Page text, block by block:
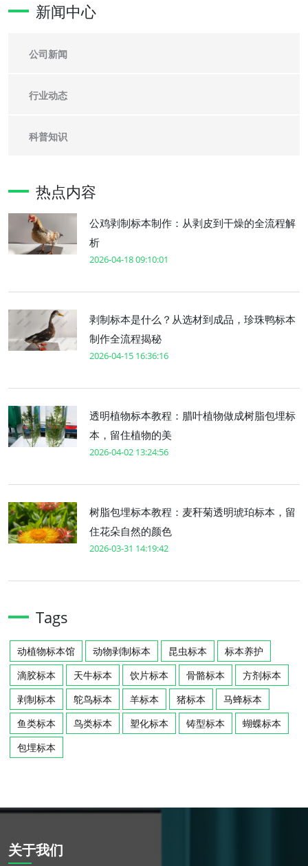
新闻中心
公司新闻
行业动态
科普知识
热点内容
公鸡剥制标本制作：从剥皮到干燥的全流程解
析
2026-04-18 09:10:01
剥制标本是什么？从选材到成品，珍珠鸭标本
制作全流程揭秘
2026-04-15 16:36:16
透明植物标本教程：腊叶植物做成树脂包埋标
本，留住植物的美
2026-04-02 13:24:56
树脂包埋标本教程：麦秆菊透明琥珀标本，留
住花朵自然的颜色
2026-03-31 14:19:42
Tags
动植物标本馆 动物剥制标本 昆虫标本
标本养护
滴胶标本
天牛标本 饮片标本 骨骼标本
方剂标本
剥制标本
鸵鸟标本 羊标本 猪标本
马蜂标本
鱼类标本
鸟类标本 塑化标本 铸型标本
蝴蝶标本
包埋标本
关于我们